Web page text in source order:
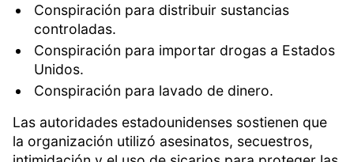
Conspiración para distribuir sustancias
controladas.
Conspiración para importar drogas a Estados
Unidos.
Conspiración para lavado de dinero.
Las autoridades estadounidenses sostienen que
la organización utilizó asesinatos, secuestros,